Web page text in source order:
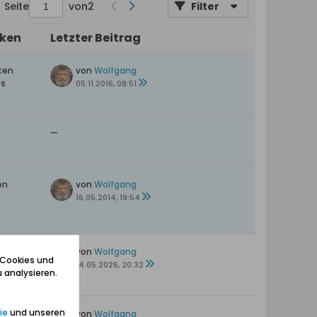
Seite von2 Filter
Letzter Beitrag
von Wolfgang
05.11.2016, 08:51
—
von Wolfgang
16.05.2014, 19:54
von Wolfgang
14.05.2026, 20:32
von Wolfgang
und
und unseren